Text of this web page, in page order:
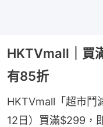
HKTVmall｜買
有85折
HKTVmall「超市鬥
12日）買滿$299，